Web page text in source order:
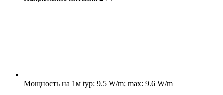
Мощность на 1м typ: 9.5 W/m; max: 9.6 W/m